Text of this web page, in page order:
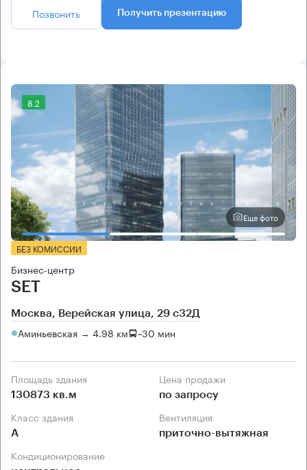
Позвонить Получить презентацию
8.2
Еще фото
БЕЗ КОМИССИИ
Бизнес-центр
SET
Москва, Верейская улица, 29 с32Д
Аминьевская → 4.98 км ~30 мин
Площадь здания
130873 кв.м
Цена продажи
по запросу
Класс здания
А
Вентиляция
приточно-вытяжная
Кондиционирование